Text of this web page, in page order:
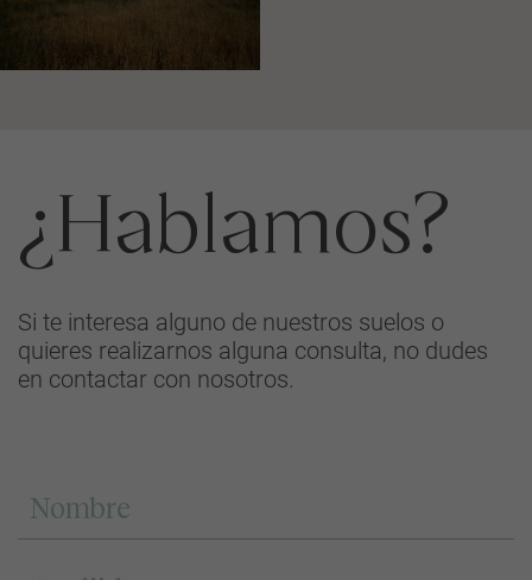
¿Hablamos?
Si te interesa alguno de nuestros suelos o
quieres realizarnos alguna consulta, no dudes
en contactar con nosotros.